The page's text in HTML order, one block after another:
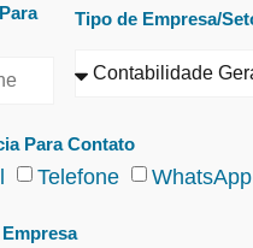
Tipo de Empresa/
Para Contato
Telefone WhatsApp